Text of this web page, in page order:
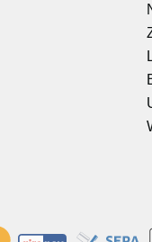
- - -